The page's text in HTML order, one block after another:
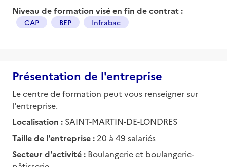
Niveau de formation visé en fin de contrat :
CAP BEP Infrabac
Présentation de l'entreprise
Le centre de formation peut vous renseigner sur
l'entreprise.
Localisation : SAINT-MARTIN-DE-LONDRES
Taille de l'entreprise : 20 à 49 salariés
Secteur d'activité : Boulangerie et boulangerie-